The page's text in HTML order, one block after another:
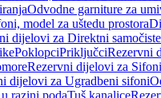
Odvodne garniture za
model za uštedu prostora
dijelovi za Direktni
PoklopciPriključciRezervni
Rezervni dijelovi za
dijelovi za Ugradbeni sifoni
razini podaTuš kanalice